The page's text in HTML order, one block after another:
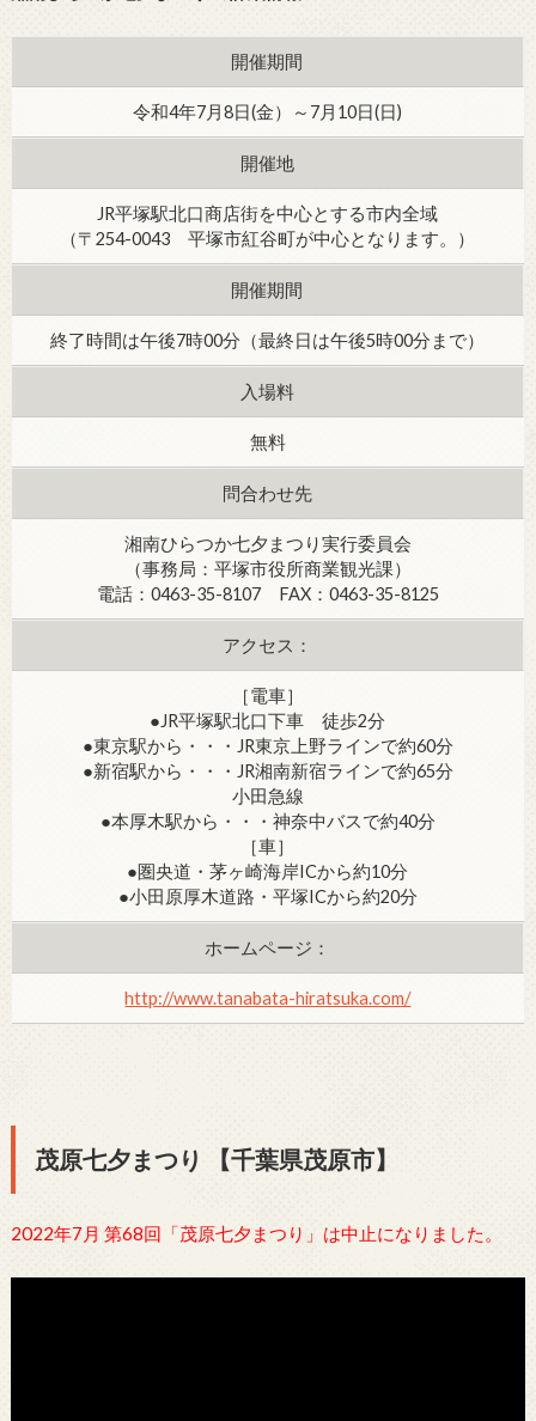
開催期間
令和4年7月8日(金）～7月10日(日)
開催地
JR平塚駅北口商店街を中心とする市内全域
（〒254-0043 平塚市紅谷町が中心となります。）
開催期間
終了時間は午後7時00分（最終日は午後5時00分まで）
入場料
無料
問合わせ先
湘南ひらつか七夕まつり実行委員会
（事務局：平塚市役所商業観光課）
電話：0463-35-8107 FAX：0463-35-8125
アクセス：
［電車］
●JR平塚駅北口下車 徒歩2分
●東京駅から・・・JR東京上野ラインで約60分
●新宿駅から・・・JR湘南新宿ラインで約65分
小田急線
●本厚木駅から・・・神奈中バスで約40分
［車］
●圏央道・茅ヶ崎海岸ICから約10分
●小田原厚木道路・平塚ICから約20分
ホームページ：
http://www.tanabata-hiratsuka.com/
茂原七夕まつり 【千葉県茂原市】
2022年7月 第68回「茂原七夕まつり」は中止になりました。